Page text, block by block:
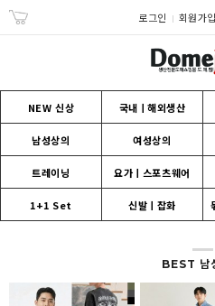
로그인 회원가입
NEW 신상 국내ㅣ해외생산
남성상의 여성상의
트레이닝 요가ㅣ스포츠웨어
1+1 Set 신발ㅣ잡화
BEST 남